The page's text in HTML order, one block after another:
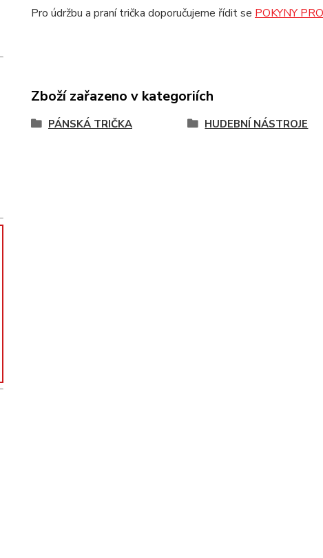
Pro údržbu a praní trička doporučujeme řídit se POKYNY
Zboží zařazeno v kategoriích
PÁNSKÁ TRIČKA HUDEBNÍ NÁSTROJE